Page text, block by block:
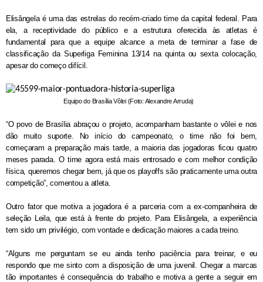
Elisângela é uma das estrelas do recém-criado time da capital federal. Para
ela, a receptividade do público e a estrutura oferecida às atletas é
fundamental para que a equipe alcance a meta de terminar a fase de
classificação da Superliga Feminina 13/14 na quinta ou sexta colocação,
apesar do começo difícil.
Equipo do Brasília Vôlei (Foto: Alexandre Arruda)
“O povo de Brasília abraçou o projeto, acompanham bastante o vôlei e nos
dão muito suporte. No início do campeonato, o time não foi bem,
começaram a preparação mais tarde, a maioria das jogadoras ficou quatro
meses parada. O time agora está mais entrosado e com melhor condição
física, queremos chegar bem, já que os playoffs são praticamente uma outra
competição”, comentou a atleta.
Outro fator que motiva a jogadora é a parceria com a ex-companheira de
seleção Leila, que está à frente do projeto. Para Elisângela, a experiência
tem sido um privilégio, com vontade e dedicação maiores a cada treino.
“Alguns me perguntam se eu ainda tenho paciência para treinar, e eu
respondo que me sinto com a disposição de uma juvenil. Chegar a marcas
tão importantes é consequência do trabalho e motiva a gente a seguir em